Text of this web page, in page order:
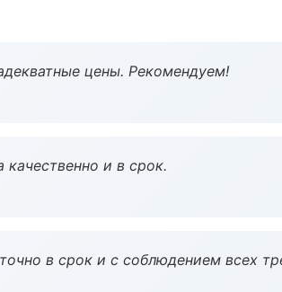
цены. Рекомендуем!
качественно и в срок.
в срок и с соблюдением всех